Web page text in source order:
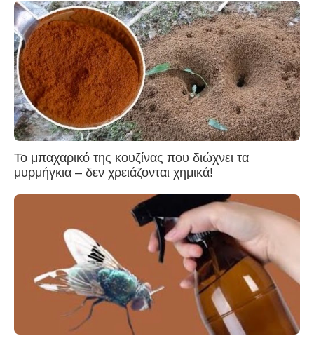
Το μπαχαρικό της κουζίνας που διώχνει τα
μυρμήγκια – δεν χρειάζονται χημικά!